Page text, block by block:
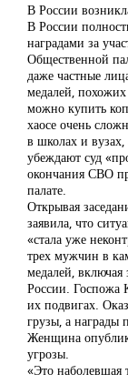
В России
В России
наградами за
Общественной
даже частные
медалей,
можно купить
хаосе очень
в школах и вузах,
убеждают суд
окончания СВО
палате.
Открывая
заявила, что
«стала уже
трех мужчин в
медалей,
России. Госпожа
их подвигах.
грузы, а награды
Женщина
угрозы.
«Это